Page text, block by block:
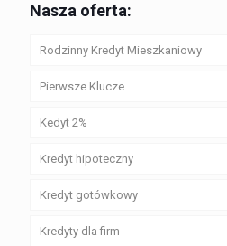
Nasza oferta:
Rodzinny Kredyt Mieszkaniowy
Pierwsze Klucze
Kedyt 2%
Kredyt hipoteczny
Kredyt gotówkowy
Kredyty dla firm